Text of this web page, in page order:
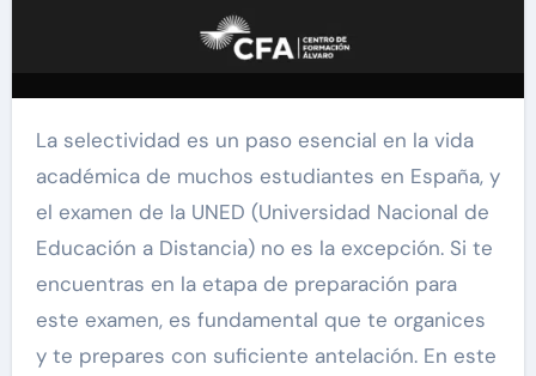
La selectividad es un paso esencial en la vida
académica de muchos estudiantes en España, y
el examen de la UNED (Universidad Nacional de
Educación a Distancia) no es la excepción. Si te
encuentras en la etapa de preparación para
este examen, es fundamental que te organices
y te prepares con suficiente antelación. En este